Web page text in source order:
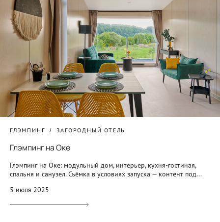
ГЛЭМПИНГ ЗАГОРОДНЫЙ ОТЕЛЬ
Глэмпинг на Оке
Глэмпинг на Оке: модульный дом, интерьер, кухня-гостиная,
спальня и санузел. Съёмка в условиях запуска — контент под...
5 июля 2025